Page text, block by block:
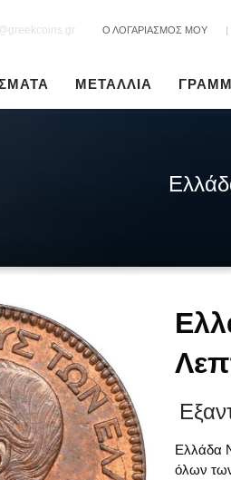
Ο ΛΟΓΑΡΙΑΣΜΟΣ ΜΟΥ |
ΜΕΤΑΛΛΙΑ
Ελλάδα
όλων